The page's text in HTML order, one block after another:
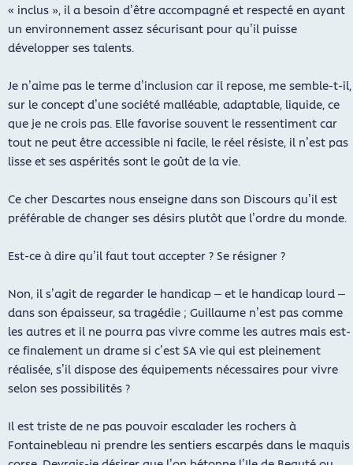
« inclus », il a besoin d’être accompagné et respecté en ayant
un environnement assez sécurisant pour qu’il puisse
développer ses talents.
Je n’aime pas le terme d’inclusion car il repose, me semble-t-il,
sur le concept d’une société malléable, adaptable, liquide, ce
que je ne crois pas. Elle favorise souvent le ressentiment car
tout ne peut être accessible ni facile, le réel résiste, il n’est pas
lisse et ses aspérités sont le goût de la vie.
Ce cher Descartes nous enseigne dans son Discours qu’il est
préférable de changer ses désirs plutôt que l’ordre du monde.
Est-ce à dire qu’il faut tout accepter ? Se résigner ?
Non, il s’agit de regarder le handicap – et le handicap lourd –
dans son épaisseur, sa tragédie ; Guillaume n’est pas comme
les autres et il ne pourra pas vivre comme les autres mais est-
ce finalement un drame si c’est SA vie qui est pleinement
réalisée, s’il dispose des équipements nécessaires pour vivre
selon ses possibilités ?
Il est triste de ne pas pouvoir escalader les rochers à
Fontainebleau ni prendre les sentiers escarpés dans le maquis